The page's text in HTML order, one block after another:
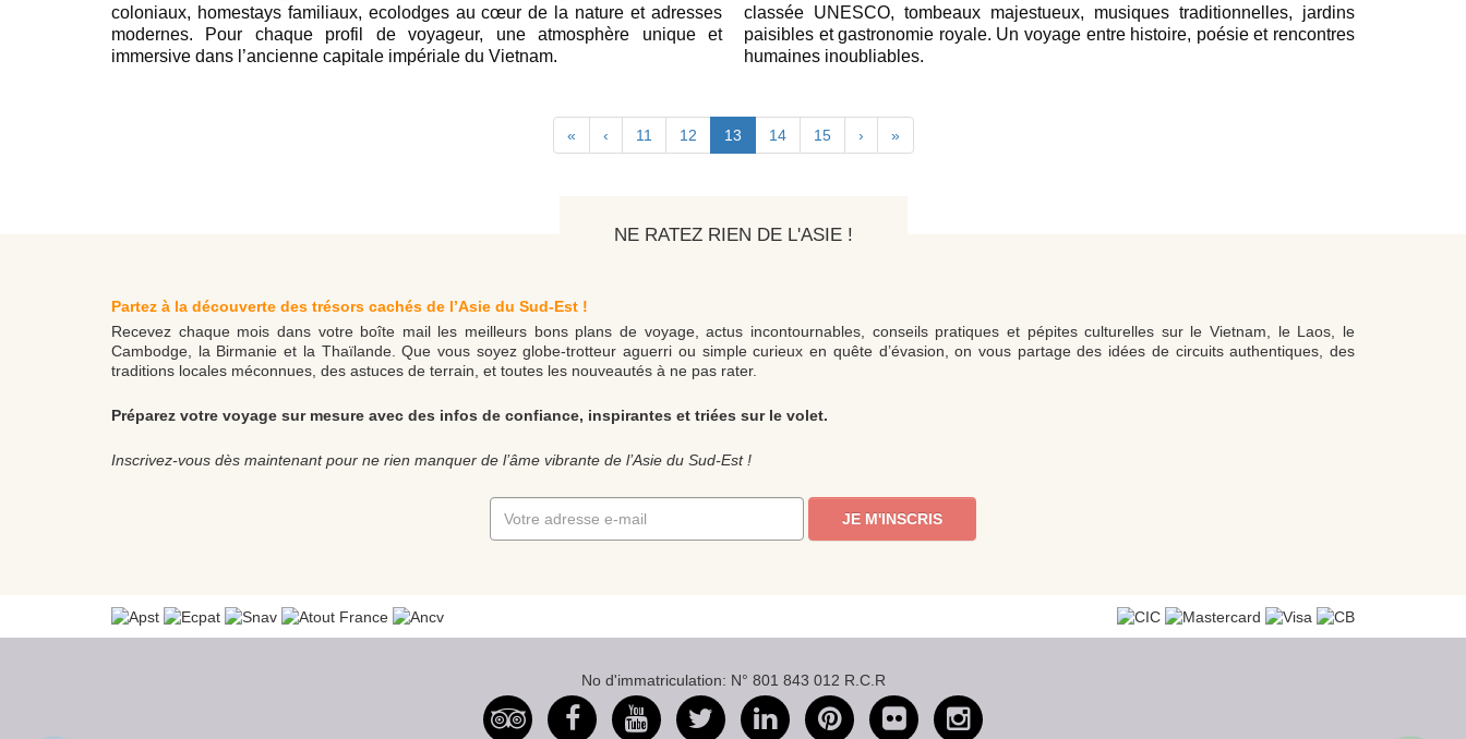
coloniaux, homestays familiaux, ecolodges au cœur de la nature et adresses
modernes. Pour chaque profil de voyageur, une atmosphère unique et
immersive dans l’ancienne capitale impériale du Vietnam.
classée UNESCO, tombeaux majestueux, musiques traditionnelles, jardins
paisibles et gastronomie royale. Un voyage entre histoire, poésie et rencontres
humaines inoubliables.
« ‹ 11 12 13 14 15 › »
NE RATEZ RIEN DE L'ASIE !
Partez à la découverte des trésors cachés de l’Asie du Sud-Est !
Recevez chaque mois dans votre boîte mail les meilleurs bons plans de voyage, actus incontournables, conseils pratiques et pépites culturelles sur le Vietnam, le Laos, le
Cambodge, la Birmanie et la Thaïlande. Que vous soyez globe-trotteur aguerri ou simple curieux en quête d’évasion, on vous partage des idées de circuits authentiques, des
traditions locales méconnues, des astuces de terrain, et toutes les nouveautés à ne pas rater.
Préparez votre voyage sur mesure avec des infos de confiance, inspirantes et triées sur le volet.
Inscrivez-vous dès maintenant pour ne rien manquer de l’âme vibrante de l’Asie du Sud-Est !
JE M'INSCRIS
No d'immatriculation: N° 801 843 012 R.C.R